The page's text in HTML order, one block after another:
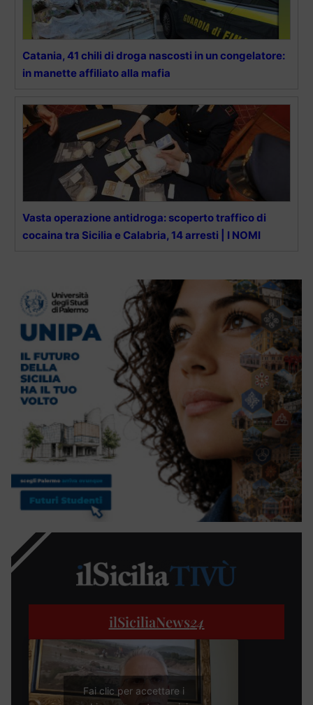
Catania, 41 chili di droga nascosti in un congelatore:
in manette affiliato alla mafia
Vasta operazione antidroga: scoperto traffico di
cocaina tra Sicilia e Calabria, 14 arresti | I NOMI
ilSiciliaNews24
Fai clic per accettare i